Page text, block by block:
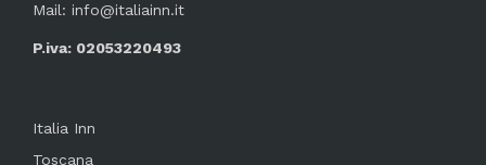
Mail: info@italiainn.it
P.iva: 02053220493
Italia Inn
Toscana